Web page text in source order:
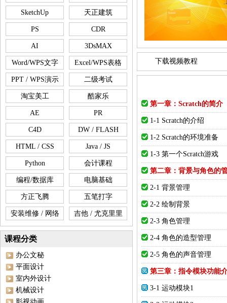
SketchUp 天正建筑
PS CDR
AI 3DsMAX
Word/WPS文字 Excel/WPS表格
PPT / WPS演示 二级考试
淘宝美工 酷家乐
AE PR
C4D DW / FLASH
HTML / CSS Java / JS
Python 会计课程
编程/数据库 电脑基础
方正飞腾 五笔打字
安装维修 / 网络 吉他 / 尤克里里
课程分类
办公文秘
平面设计
室内外设计
机械设计
下载视频教程
第一章：Scratch的简介
1-1 Scratch的介绍
1-2 Scratch的环境准备
1-3 第一个Scratch游戏
第二章：背景与角色的
2-1 背景管理
2-2 绘制背景
2-3 角色管理
2-4 角色的造型管理
2-5 角色的声音管理
第三章：指令模块功能
3-1 运动模块1